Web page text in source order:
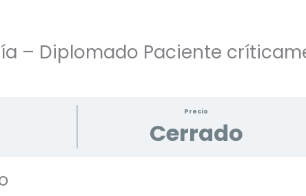
– Diplomado Paciente
Precio
Cerrado